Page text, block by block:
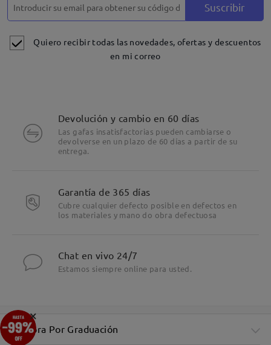
Suscribir
Quiero recibir todas las novedades, ofertas y descuentos
en mi correo
Devolución y cambio en 60 días
Las gafas insatisfactorias pueden cambiarse o
devolverse en un plazo de 60 días a partir de su
entrega.
Garantía de 365 días
Cubre cualquier defecto posible en defectos en
los materiales y mano do obra defectuosa
Chat en vivo 24/7
Estamos siempre online para usted.
Compra Por Graduación
×